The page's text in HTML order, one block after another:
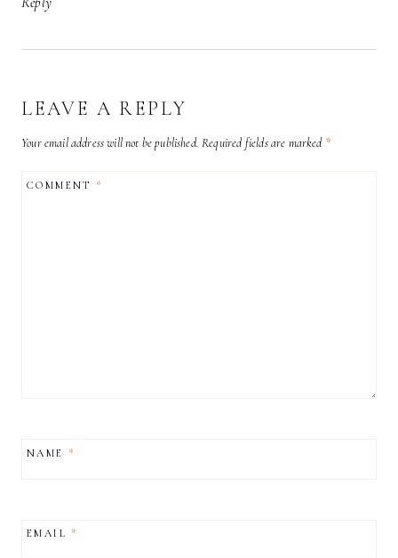
LEAVE A REPLY
Your email address will not be published. Required fields are marked *
COMMENT*
NAME *
EMAIL*